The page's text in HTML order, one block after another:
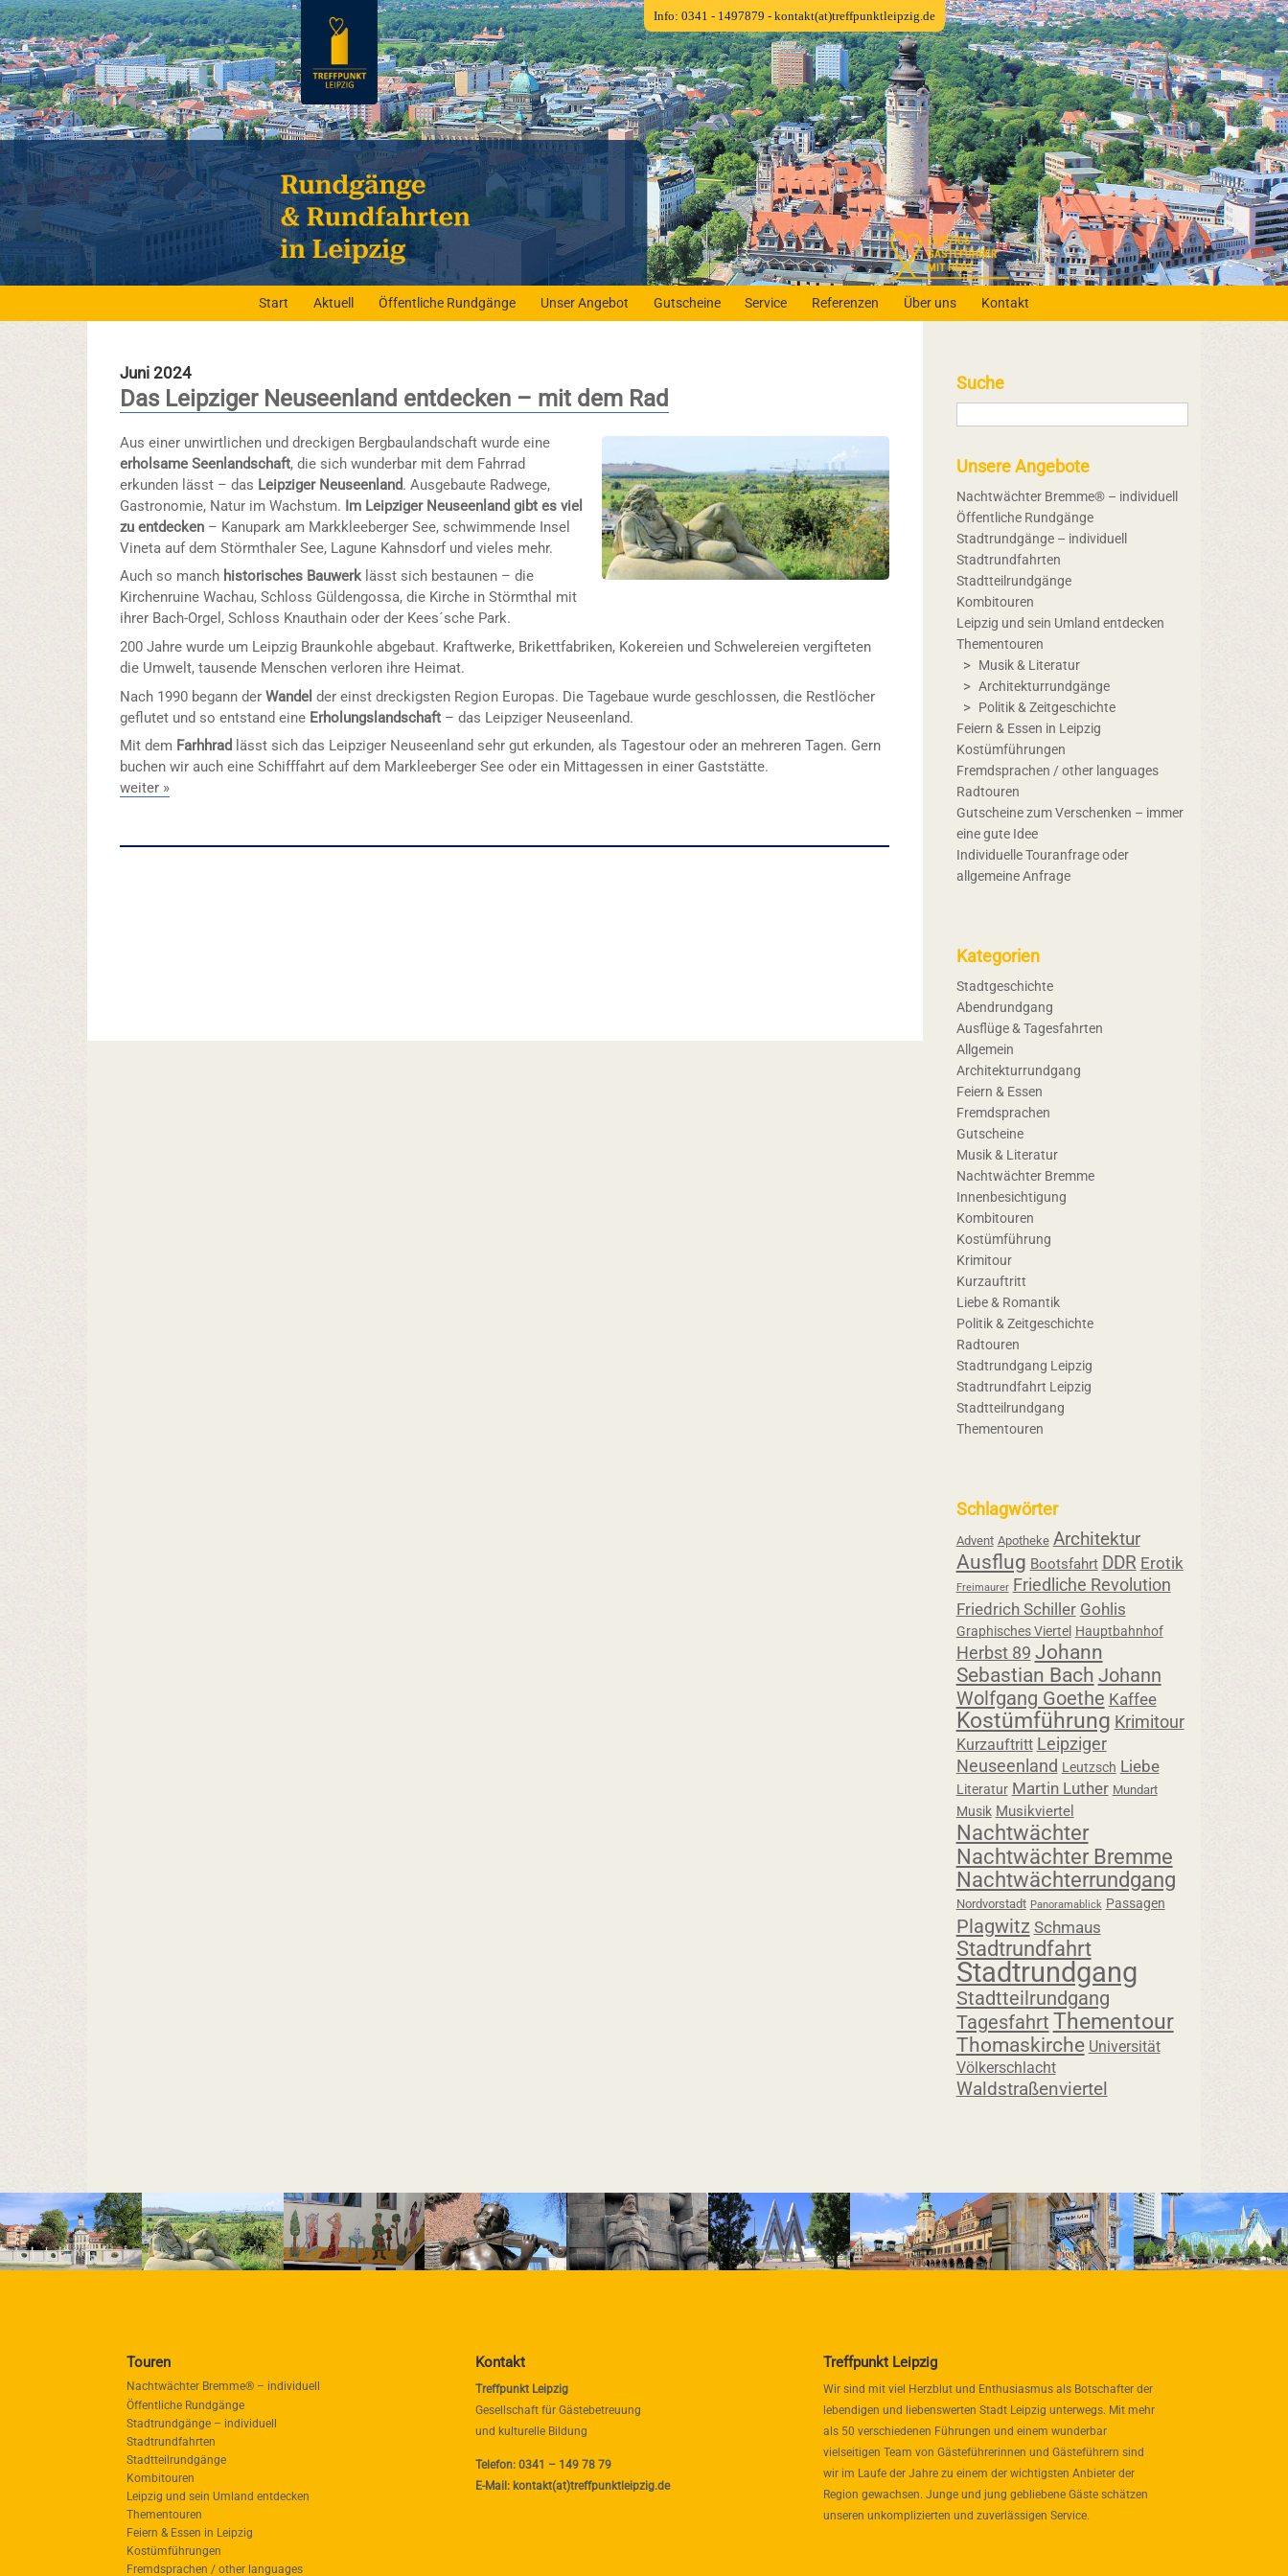
Start Aktuell Öffentliche Rundgänge Unser Angebot Gutscheine Service Referenzen Über uns Kontakt
Juni 2024
Das Leipziger Neuseenland entdecken – mit dem Rad
Aus einer unwirtlichen und dreckigen Bergbaulandschaft wurde eine
erholsame Seenlandschaft, die sich wunderbar mit dem Fahrrad
erkunden lässt – das Leipziger Neuseenland. Ausgebaute Radwege,
Gastronomie, Natur im Wachstum. Im Leipziger Neuseenland gibt es viel
zu entdecken – Kanupark am Markkleeberger See, schwimmende Insel
Vineta auf dem Störmthaler See, Lagune Kahnsdorf und vieles mehr.
Auch so manch historisches Bauwerklässt sich bestaunen – die
Kirchenruine Wachau, Schloss Güldengossa, die Kirche in Störmthal mit
ihrer Bach-Orgel, Schloss Knauthain oder der Kees´sche Park.
200 Jahre wurde um Leipzig Braunkohle abgebaut. Kraftwerke, Brikettfabriken, Kokereien und Schwelereien vergifteten
die Umwelt, tausende Menschen verloren ihre Heimat.
Nach 1990 begann derWandel der einst dreckigsten Region Europas. Die Tagebaue wurde geschlossen, die Restlöcher
geflutet und so entstand eine Erholungslandschaft – das Leipziger Neuseenland.
Mit dem Farhhrad
lässt sich das Leipziger Neuseenland sehr gut erkunden, als Tagestour oder an mehreren Tagen. Gern
buchen wir auch eine Schifffahrt auf dem Markleeberger See oder ein Mittagessen in einer Gaststätte.
weiter »
Suche
Unsere Angebote
Nachtwächter Bremme® – individuell
Öffentliche Rundgänge
Stadtrundgänge – individuell
Stadtrundfahrten
Stadtteilrundgänge
Kombitouren
Leipzig und sein Umland entdecken
Thementouren
Musik & Literatur
Architekturrundgänge
Politik & Zeitgeschichte
Feiern & Essen in Leipzig
Kostümführungen
Fremdsprachen / other languages
Radtouren
Gutscheine zum Verschenken – immer
eine gute Idee
Individuelle Touranfrage oder
allgemeine Anfrage
Kategorien
Stadtgeschichte
Abendrundgang
Ausflüge & Tagesfahrten
Allgemein
Architekturrundgang
Feiern & Essen
Fremdsprachen
Gutscheine
Musik & Literatur
Nachtwächter Bremme
Innenbesichtigung
Kombitouren
Kostümführung
Krimitour
Kurzauftritt
Liebe & Romantik
Politik & Zeitgeschichte
Radtouren
Stadtrundgang Leipzig
Stadtrundfahrt Leipzig
Stadtteilrundgang
Thementouren
Schlagwörter
Advent Apotheke Architektur
Ausflug Bootsfahrt DDR Erotik
Freimaurer Friedliche Revolution
Friedrich Schiller Gohlis
Graphisches Viertel Hauptbahnhof
Herbst 89 Johann
Sebastian Bach Johann
Wolfgang Goethe Kaffee
Kostümführung Krimitour
Kurzauftritt Leipziger
Neuseenland Leutzsch Liebe
Literatur Martin Luther Mundart
Musik Musikviertel
Nachtwächter
Nachtwächter Bremme
Nachtwächterrundgang
Nordvorstadt Panoramablick Passagen
Plagwitz Schmaus
Stadtrundfahrt
Stadtrundgang
Stadtteilrundgang
Tagesfahrt Thementour
Thomaskirche Universität
Völkerschlacht
Waldstraßenviertel
Touren
Nachtwächter Bremme® – individuell
Öffentliche Rundgänge
Stadtrundgänge – individuell
Stadtrundfahrten
Stadtteilrundgänge
Kombitouren
Leipzig und sein Umland entdecken
Thementouren
Feiern & Essen in Leipzig
Kostümführungen
Fremdsprachen / other languages
Kontakt
Treffpunkt Leipzig
Gesellschaft für Gästebetreuung
und kulturelle Bildung
Telefon: 0341 – 149 78 79
E-Mail: kontakt(at)treffpunktleipzig.de
Treffpunkt Leipzig
Wir sind mit viel Herzblut und Enthusiasmus als Botschafter der
lebendigen und liebenswerten Stadt Leipzig unterwegs. Mit mehr
als 50 verschiedenen Führungen und einem wunderbar
vielseitigen Team von Gästeführerinnen und Gästeführern sind
wir im Laufe der Jahre zu einem der wichtigsten Anbieter der
Region gewachsen. Junge und jung gebliebene Gäste schätzen
unseren unkomplizierten und zuverlässigen Service.
Info: 0341 - 1497879 - kontakt(at)treffpunktleipzig.de